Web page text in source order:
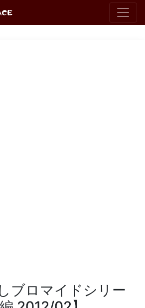
ブロマイドシリー